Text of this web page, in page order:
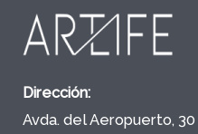
Dirección:
Avda. del Aeropuerto, 30